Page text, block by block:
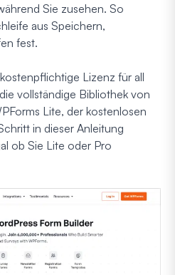
Sie zusehen. So
aus Speichern,
fest.
Lizenz für all
vollständige Bibliothek von
Lite, der kostenlosen
in dieser Anleitung
ob Sie Lite oder Pro